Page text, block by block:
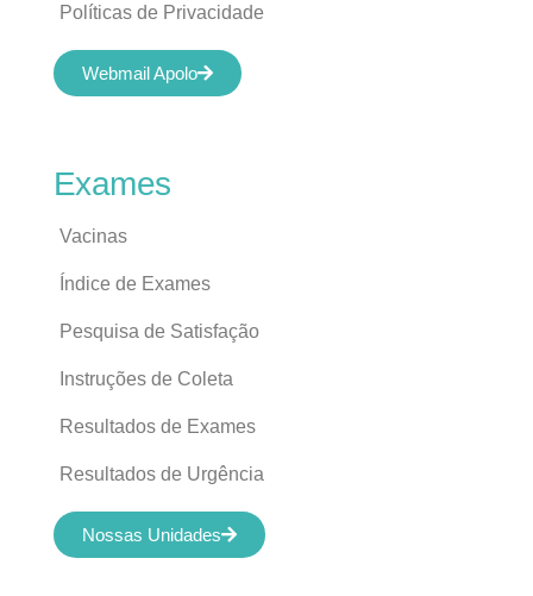
Exames
Vacinas
Índice de Exames
Pesquisa de Satisfação
Instruções de Coleta
Resultados de Exames
Resultados de Urgência
Nossas Unidades
Políticas de Privacidade
Webmail Apolo